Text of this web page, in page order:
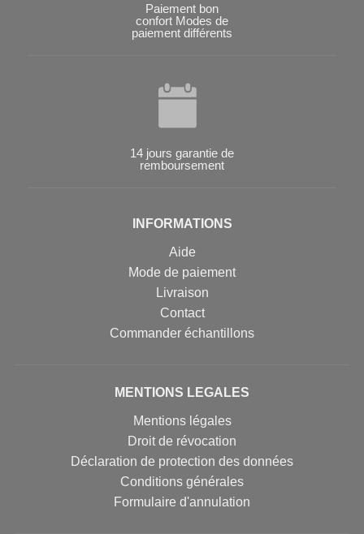
Paiement bon
confort Modes de
paiement différents
14 jours garantie de
remboursement
INFORMATIONS
Aide
Mode de paiement
Livraison
Contact
Commander échantillons
MENTIONS LEGALES
Mentions légales
Droit de révocation
Déclaration de protection des données
Conditions générales
Formulaire d'annulation